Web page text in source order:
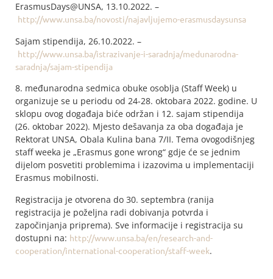
ErasmusDays@UNSA, 13.10.2022. –
http://www.unsa.ba/novosti/najavljujemo-erasmusdaysunsa
Sajam stipendija, 26.10.2022. –
http://www.unsa.ba/istrazivanje-i-saradnja/medunarodna-
saradnja/sajam-stipendija
8. međunarodna sedmica obuke osoblja (Staff Week) u
organizuje se u periodu od 24-28. oktobara 2022. godine. U
sklopu ovog događaja biće održan i 12. sajam stipendija
(26. oktobar 2022). Mjesto dešavanja za oba događaja je
Rektorat UNSA, Obala Kulina bana 7/II. Tema ovogodišnjeg
staff weeka je „Erasmus gone wrong“ gdje će se jednim
dijelom posvetiti problemima i izazovima u implementaciji
Erasmus mobilnosti.
Registracija je otvorena do 30. septembra (ranija
registracija je poželjna radi dobivanja potvrda i
započinjanja priprema). Sve informacije i registracija su
dostupni na: http://www.unsa.ba/en/research-and-
cooperation/international-cooperation/staff-week.